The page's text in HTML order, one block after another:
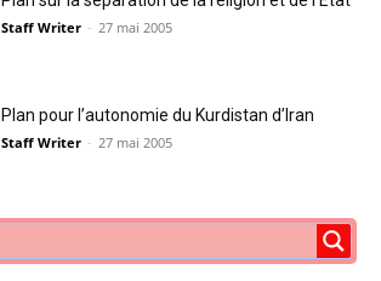
Staff Writer - 27 mai 2005
Plan pour l’autonomie du Kurdistan d’Iran
Staff Writer - 27 mai 2005